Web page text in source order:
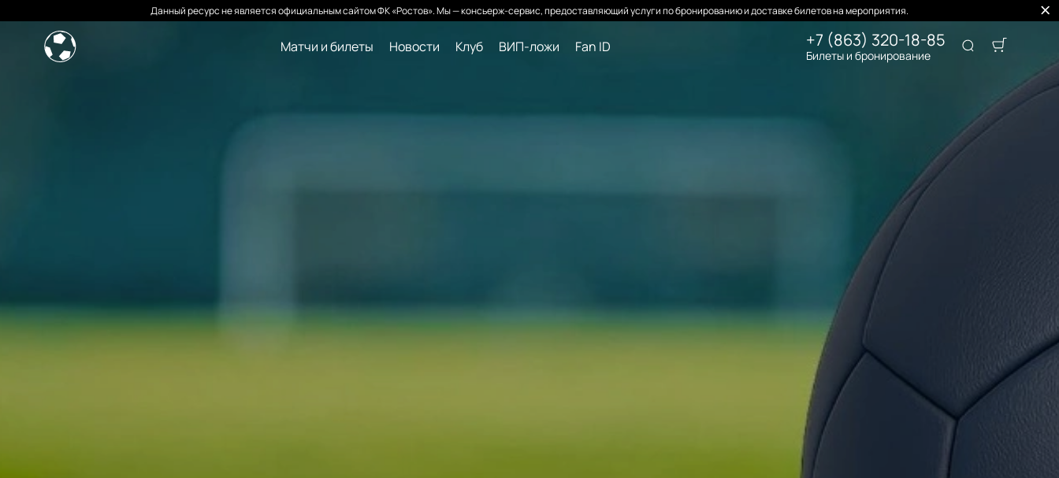
Данный ресурс не является официальным сайтом ФК «Ростов». Мы — консьерж-сервис, предоставляющий услуги по бронированию и доставке билетов на мероприятия.
Матчи и билеты Новости Клуб ВИП-ложи Fan ID +7 (863) 320-18-85
Билеты и бронирование